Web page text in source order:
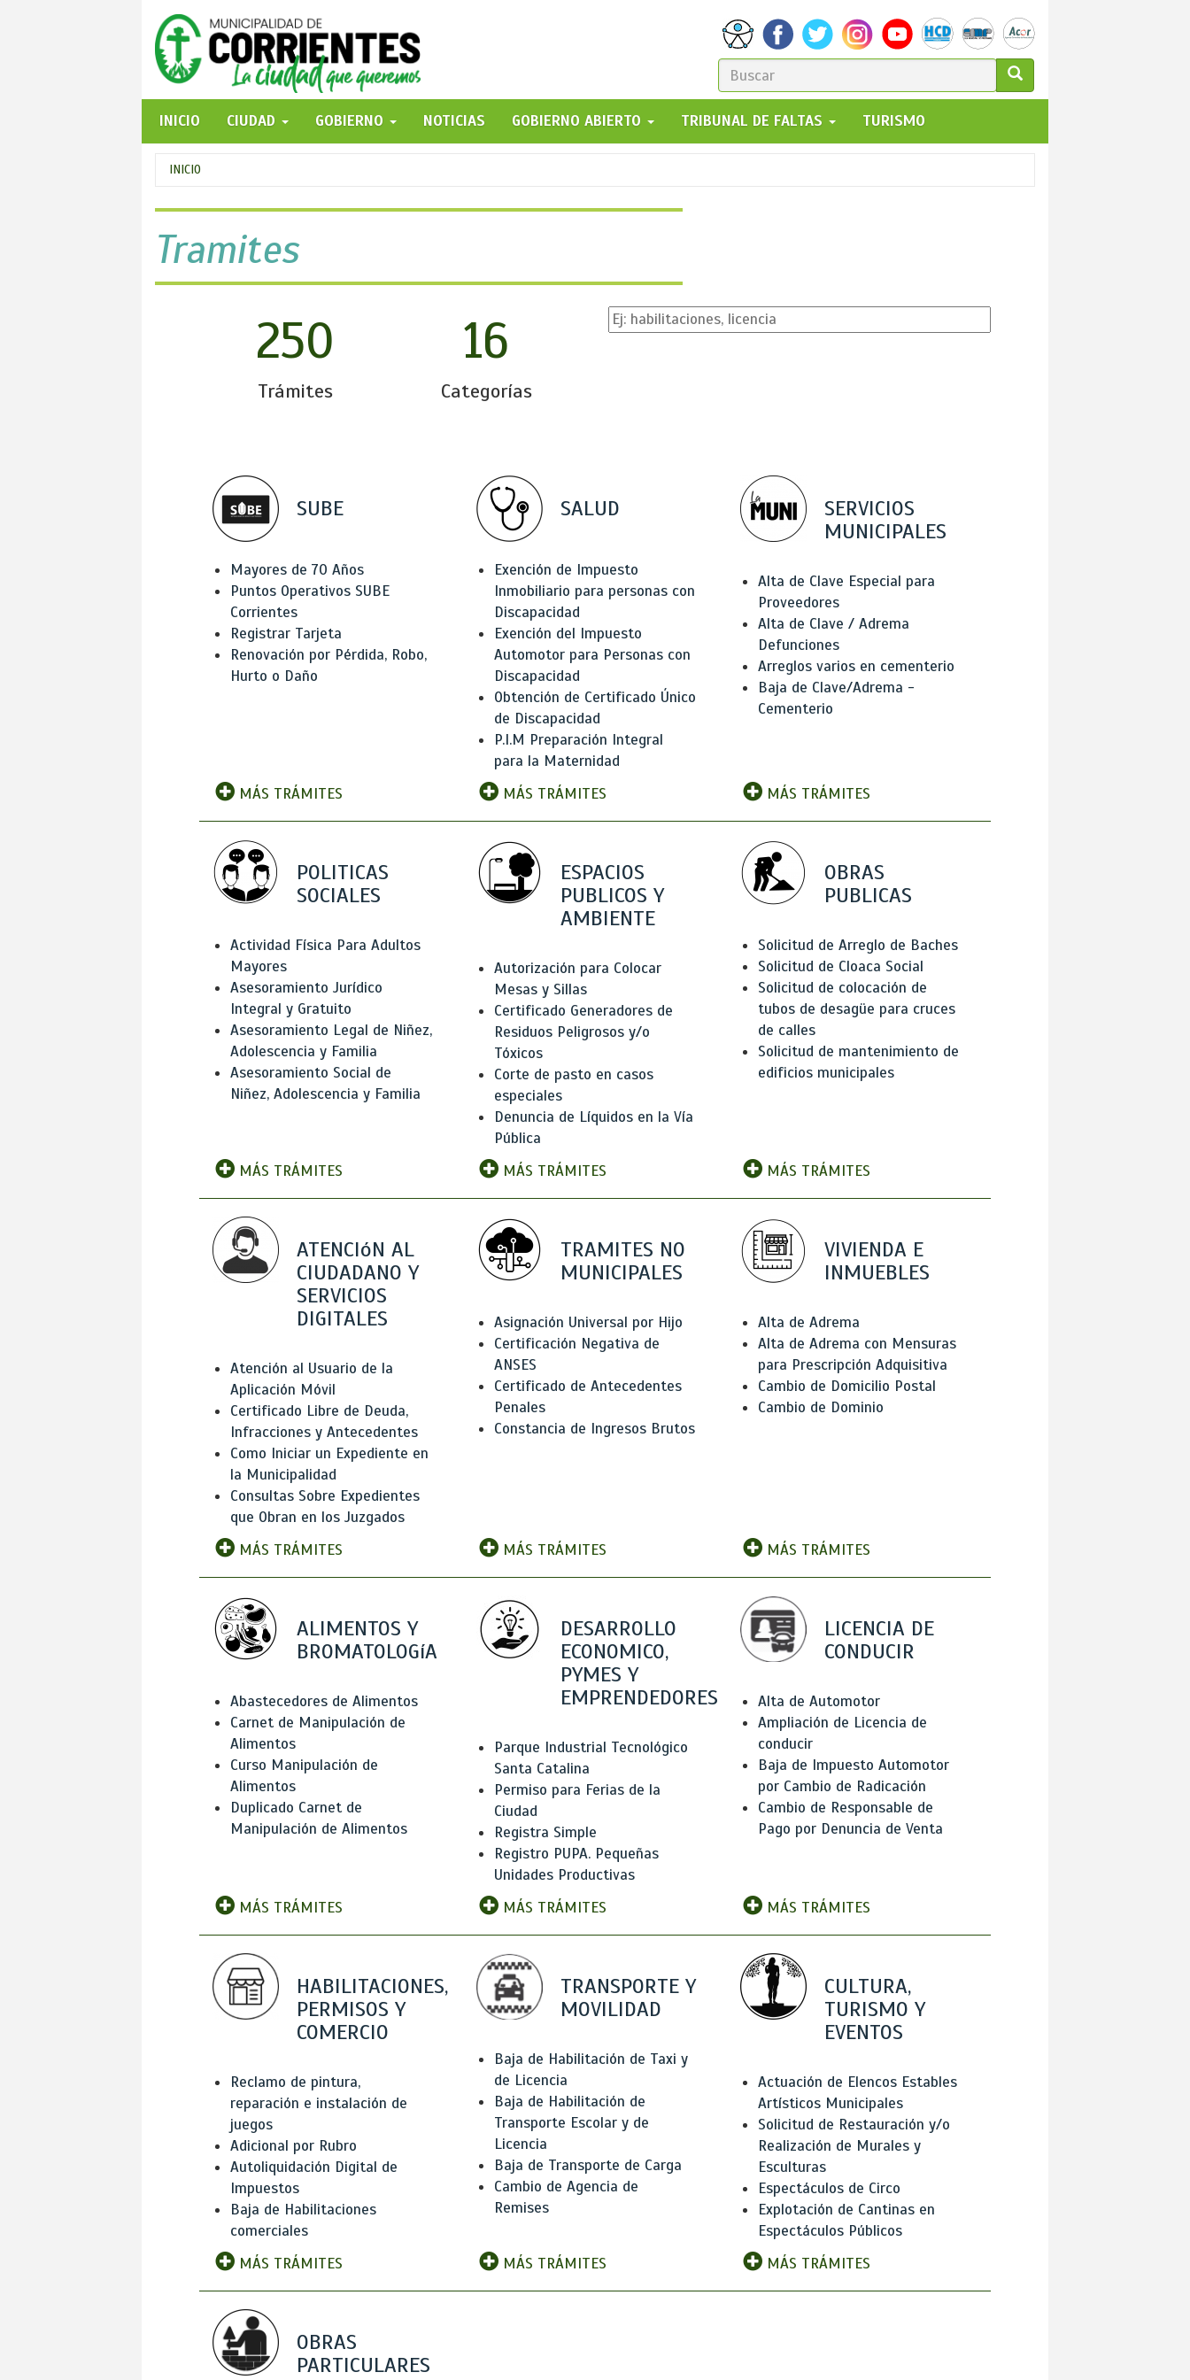
FORMULARIO
DE
BÚSQUEDA
GO!
INICIO
CIUDAD GOBIERNO NOTICIAS GOBIERNO ABIERTO TRIBUNAL DE FALTAS TURISMO
Se
encuentra
usted
aquí
INICIO
Tramites
250
Trámites
16
Categorías
SUBE
Mayores de 70 Años
Puntos Operativos SUBE
Corrientes
Registrar Tarjeta
Renovación por Pérdida, Robo,
Hurto o Daño
MÁS TRÁMITES
SALUD
Exención de Impuesto
Inmobiliario para personas con
Discapacidad
Exención del Impuesto
Automotor para Personas con
Discapacidad
Obtención de Certificado Único
de Discapacidad
P.I.M Preparación Integral
para la Maternidad
MÁS TRÁMITES
SERVICIOS
MUNICIPALES
Alta de Clave Especial para
Proveedores
Alta de Clave / Adrema
Defunciones
Arreglos varios en cementerio
Baja de Clave/Adrema -
Cementerio
MÁS TRÁMITES
POLITICAS
SOCIALES
Actividad Física Para Adultos
Mayores
Asesoramiento Jurídico
Integral y Gratuito
Asesoramiento Legal de Niñez,
Adolescencia y Familia
Asesoramiento Social de
Niñez, Adolescencia y Familia
MÁS TRÁMITES
ESPACIOS
PUBLICOS Y
AMBIENTE
Autorización para Colocar
Mesas y Sillas
Certificado Generadores de
Residuos Peligrosos y/o
Tóxicos
Corte de pasto en casos
especiales
Denuncia de Líquidos en la Vía
Pública
MÁS TRÁMITES
OBRAS
PUBLICAS
Solicitud de Arreglo de Baches
Solicitud de Cloaca Social
Solicitud de colocación de
tubos de desagüe para cruces
de calles
Solicitud de mantenimiento de
edificios municipales
MÁS TRÁMITES
ATENCIóN AL
CIUDADANO Y
SERVICIOS
DIGITALES
Atención al Usuario de la
Aplicación Móvil
Certificado Libre de Deuda,
Infracciones y Antecedentes
Como Iniciar un Expediente en
la Municipalidad
Consultas Sobre Expedientes
que Obran en los Juzgados
MÁS TRÁMITES
TRAMITES NO
MUNICIPALES
Asignación Universal por Hijo
Certificación Negativa de
ANSES
Certificado de Antecedentes
Penales
Constancia de Ingresos Brutos
MÁS TRÁMITES
VIVIENDA E
INMUEBLES
Alta de Adrema
Alta de Adrema con Mensuras
para Prescripción Adquisitiva
Cambio de Domicilio Postal
Cambio de Dominio
MÁS TRÁMITES
ALIMENTOS Y
BROMATOLOGíA
Abastecedores de Alimentos
Carnet de Manipulación de
Alimentos
Curso Manipulación de
Alimentos
Duplicado Carnet de
Manipulación de Alimentos
MÁS TRÁMITES
DESARROLLO
ECONOMICO,
PYMES Y
EMPRENDEDORES
Parque Industrial Tecnológico
Santa Catalina
Permiso para Ferias de la
Ciudad
Registra Simple
Registro PUPA. Pequeñas
Unidades Productivas
MÁS TRÁMITES
LICENCIA DE
CONDUCIR
Alta de Automotor
Ampliación de Licencia de
conducir
Baja de Impuesto Automotor
por Cambio de Radicación
Cambio de Responsable de
Pago por Denuncia de Venta
MÁS TRÁMITES
HABILITACIONES,
PERMISOS Y
COMERCIO
Reclamo de pintura,
reparación e instalación de
juegos
Adicional por Rubro
Autoliquidación Digital de
Impuestos
Baja de Habilitaciones
comerciales
MÁS TRÁMITES
TRANSPORTE Y
MOVILIDAD
Baja de Habilitación de Taxi y
de Licencia
Baja de Habilitación de
Transporte Escolar y de
Licencia
Baja de Transporte de Carga
Cambio de Agencia de
Remises
MÁS TRÁMITES
CULTURA,
TURISMO Y
EVENTOS
Actuación de Elencos Estables
Artísticos Municipales
Solicitud de Restauración y/o
Realización de Murales y
Esculturas
Espectáculos de Circo
Explotación de Cantinas en
Espectáculos Públicos
MÁS TRÁMITES
OBRAS
PARTICULARES